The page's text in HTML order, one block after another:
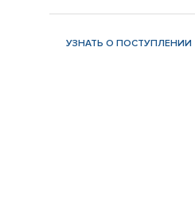
УЗНАТЬ О ПОСТУПЛЕНИИ